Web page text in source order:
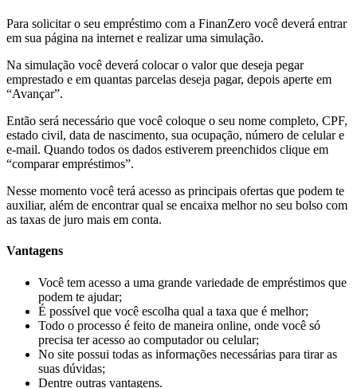
Para solicitar o seu empréstimo com a FinanZero você deverá entrar
em sua página na internet e realizar uma simulação.
Na simulação você deverá colocar o valor que deseja pegar
emprestado e em quantas parcelas deseja pagar, depois aperte em
“Avançar”.
Então será necessário que você coloque o seu nome completo, CPF,
estado civil, data de nascimento, sua ocupação, número de celular e
e-mail. Quando todos os dados estiverem preenchidos clique em
“comparar empréstimos”.
Nesse momento você terá acesso as principais ofertas que podem te
auxiliar, além de encontrar qual se encaixa melhor no seu bolso com
as taxas de juro mais em conta.
Vantagens
Você tem acesso a uma grande variedade de empréstimos que
podem te ajudar;
É possível que você escolha qual a taxa que é melhor;
Todo o processo é feito de maneira online, onde você só
precisa ter acesso ao computador ou celular;
No site possui todas as informações necessárias para tirar as
suas dúvidas;
Dentre outras vantagens.